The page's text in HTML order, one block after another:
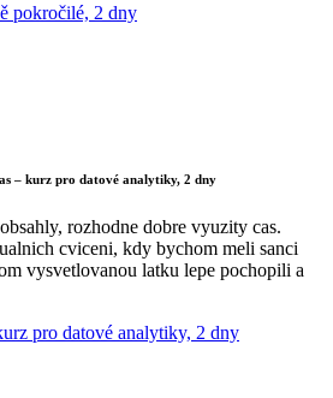
pokročilé, 2 dny
– kurz pro datové analytiky, 2 dny
rozhodne dobre vyuzity cas.
cviceni, kdy bychom meli sanci
vysvetlovanou latku lepe pochopili a
pro datové analytiky, 2 dny